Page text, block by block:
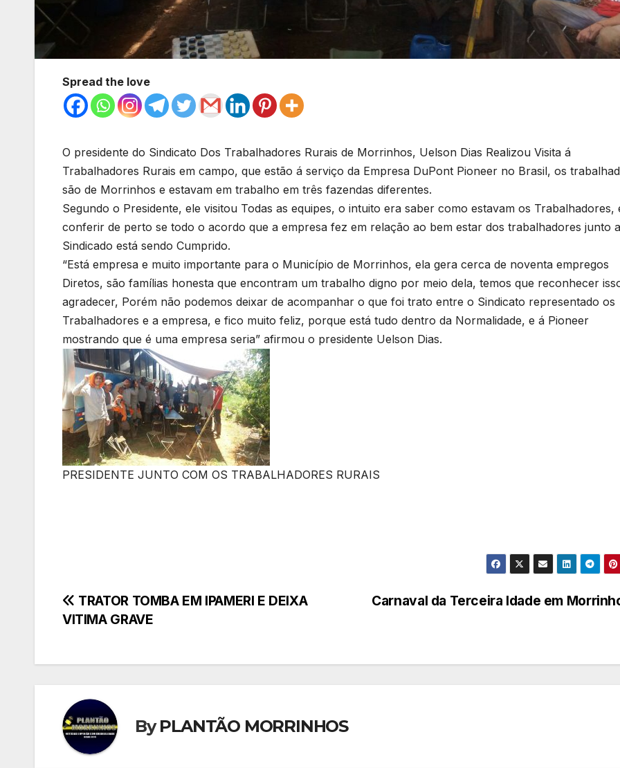
Spread the love
O presidente do Sindicato Dos Trabalhadores Rurais de Morrinhos, Uelson Dias Realizou Visita á
Trabalhadores Rurais em campo, que estão á serviço da Empresa DuPont Pioneer no Brasil, os
são de Morrinhos e estavam em trabalho em três fazendas diferentes.
Segundo o Presidente, ele visitou Todas as equipes, o intuito era saber como estavam os Trabalhadores,
conferir de perto se todo o acordo que a empresa fez em relação ao bem estar dos trabalhadores junto
Sindicado está sendo Cumprido.
“Está empresa e muito importante para o Município de Morrinhos, ela gera cerca de noventa empregos
Diretos, são famílias honesta que encontram um trabalho digno por meio dela, temos que reconhecer
agradecer, Porém não podemos deixar de acompanhar o que foi trato entre o Sindicato representado os
Trabalhadores e a empresa, e fico muito feliz, porque está tudo dentro da Normalidade, e á Pioneer
mostrando que é uma empresa seria” afirmou o presidente Uelson Dias.
PRESIDENTE JUNTO COM OS TRABALHADORES RURAIS
Navegação
Post
Carnaval da Terceira Idade em
TRATOR TOMBA EM IPAMERI E DEIXA
VITIMA GRAVE
ByPLANTÃO MORRINHOS